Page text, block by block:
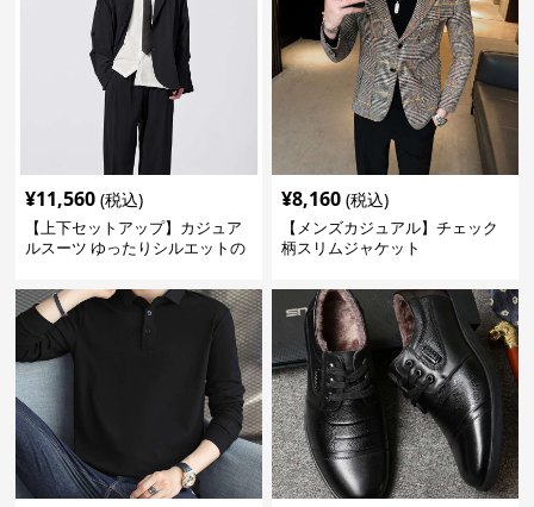
¥11,560 (税込)
【上下セットアップ】カジュア
ルスーツ ゆったりシルエットの
¥8,160 (税込)
【メンズカジュアル】チェック
柄スリムジャケット